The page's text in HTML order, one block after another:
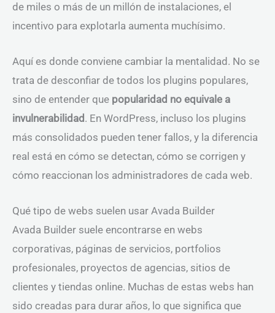
de miles o más de un millón de instalaciones, el
incentivo para explotarla aumenta muchísimo.
Aquí es donde conviene cambiar la mentalidad. No se
trata de desconfiar de todos los plugins populares,
sino de entender que popularidad no equivale a
invulnerabilidad . En WordPress, incluso los plugins
más consolidados pueden tener fallos, y la diferencia
real está en cómo se detectan, cómo se corrigen y
cómo reaccionan los administradores de cada web.
Qué tipo de webs suelen usar Avada Builder
Avada Builder suele encontrarse en webs
corporativas, páginas de servicios, portfolios
profesionales, proyectos de agencias, sitios de
clientes y tiendas online. Muchas de estas webs han
sido creadas para durar años, lo que significa que